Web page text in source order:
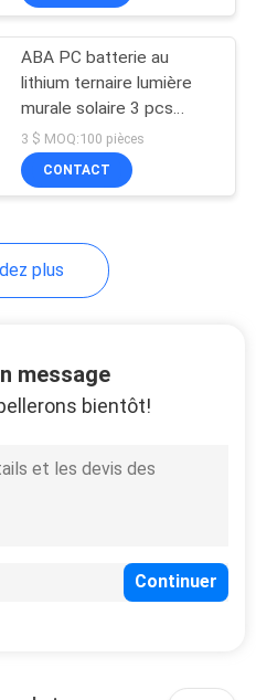
clôture
de mur
ABA PC batterie au
lithium ternaire lumière
murale solaire 3 pcs
chaud blanc RVB
extérieur IP65 étanche
3 $ MOQ:100 pièces
CONTACT
plus
message
bientôt!